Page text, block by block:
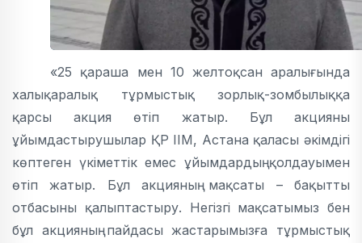
«25 қараша мен 10 желтоқсан аралығында
халықаралық тұрмыстық зорлық-зомбылыққа
қарсы акция өтіп жатыр. Бұл акцияны
ұйымдастырушылар ҚР ІІМ, Астана қаласы әкімдігі
көптеген үкіметтік емес ұйымдардың қолдауымен
өтіп жатыр. Бұл акцияның мақсаты – бақытты
отбасыны қалыптастыру. Негізгі мақсатымыз бен
бұл акцияның пайдасы жастарымызға тұрмыстық